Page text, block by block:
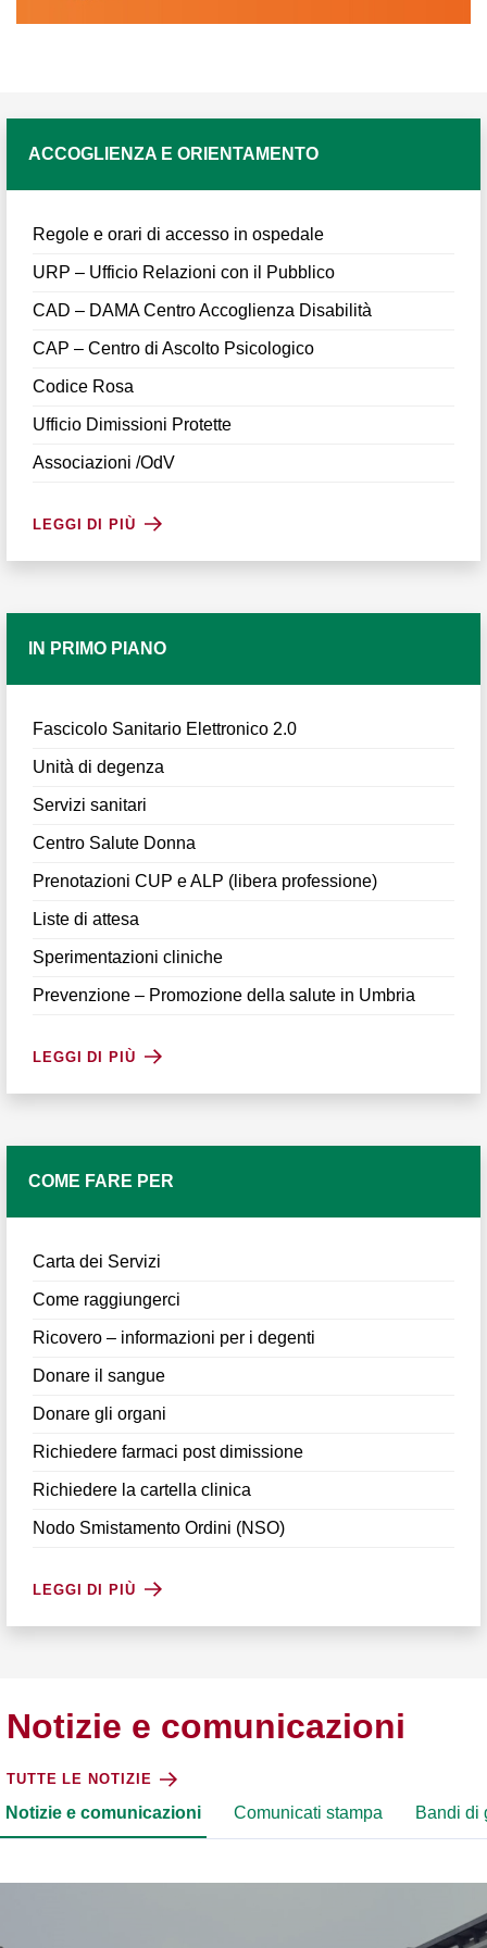
ACCOGLIENZA E ORIENTAMENTO
Regole e orari di accesso in ospedale
URP – Ufficio Relazioni con il Pubblico
CAD – DAMA Centro Accoglienza Disabilità
CAP – Centro di Ascolto Psicologico
Codice Rosa
Ufficio Dimissioni Protette
Associazioni /OdV
LEGGI DI PIÙ
IN PRIMO PIANO
Fascicolo Sanitario Elettronico 2.0
Unità di degenza
Servizi sanitari
Centro Salute Donna
Prenotazioni CUP e ALP (libera professione)
Liste di attesa
Sperimentazioni cliniche
Prevenzione – Promozione della salute in Umbria
LEGGI DI PIÙ
COME FARE PER
Carta dei Servizi
Come raggiungerci
Ricovero – informazioni per i degenti
Donare il sangue
Donare gli organi
Richiedere farmaci post dimissione
Richiedere la cartella clinica
Nodo Smistamento Ordini (NSO)
LEGGI DI PIÙ
Notizie e comunicazioni
TUTTE LE NOTIZIE
Notizie e comunicazioni Comunicati stampa Bandi di